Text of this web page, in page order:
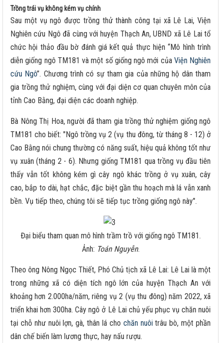
Trồng trái vụ không kém vụ chính
Sau một vụ ngô được trồng thử thành công tại xã Lê Lai, Viện
Nghiên cứu Ngô đã cùng với huyện Thạch An, UBND xã Lê Lai tổ
chức hội thảo đầu bờ đánh giá kết quả thực hiện “Mô hình trình
diễn giống ngô TM181 và một số giống ngô mới của Viện Nghiên
cứu Ngô”. Chương trình có sự tham gia của những hộ dân tham
gia trồng thử nghiệm, cùng với đại diện cơ quan chuyên môn của
tỉnh Cao Bằng, đại diện các doanh nghiệp.
Bà Nông Thị Hoa, người đã tham gia trồng thử nghiệm giống ngô
TM181 cho biết: "Ngô trồng vụ 2 (vụ thu đông, từ tháng 8 - 12) ở
Cao Bằng nói chung thường có năng suất, hiệu quả không tốt như
vụ xuân (tháng 2 - 6). Nhưng giống TM181 qua trồng vụ đầu tiên
thấy vẫn tốt không kém gì cây ngô khác trồng ở vụ xuân, cây
cao, bắp to dài, hạt chắc, đặc biệt gần thu hoạch mà lá vẫn xanh
bền. Vụ tiếp theo, chúng tôi sẽ tiếp tục trồng giống ngô này".
Đại biểu tham quan mô hình trầm trồ với giống ngô TM181.
Ảnh: Toán Nguyễn.
Theo ông Nông Ngọc Thiết, Phó Chủ tịch xã Lê Lai: Lê Lai là một
trong những xã có diện tích ngô lớn của huyện Thạch An với
khoảng hơn 2.000ha/năm, riêng vụ 2 (vụ thu đông) năm 2022, xã
triển khai hơn 300ha. Cây ngô ở Lê Lai chủ yếu phục vụ chăn nuôi
tại chỗ như nuôi lợn, gà, thân lá cho chăn nuôitrâu bò, một phần
dân chế biến làm lương thực, hay nấu rượu.